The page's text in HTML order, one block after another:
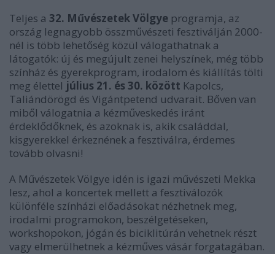
Teljes a 32. Művészetek Völgye programja, az
ország legnagyobb összművészeti fesztiválján 2000-
nél is több lehetőség közül válogathatnak a
látogatók: új és megújult zenei helyszínek, még több
színház és gyerekprogram, irodalom és kiállítás tölti
meg élettel július 21. és 30. között Kapolcs,
Taliándörögd és Vigántpetend udvarait. Bőven van
miből válogatnia a kézműveskedés iránt
érdeklődőknek, és azoknak is, akik családdal,
kisgyerekkel érkeznének a fesztiválra, érdemes
tovább olvasni!
A Művészetek Völgye idén is igazi művészeti Mekka
lesz, ahol a koncertek mellett a fesztiválozók
különféle színházi előadásokat nézhetnek meg,
irodalmi programokon, beszélgetéseken,
workshopokon, jógán és biciklitúrán vehetnek részt
vagy elmerülhetnek a kézműves vásár forgatagában.